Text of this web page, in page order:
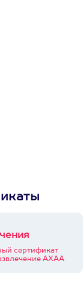
сертификат
АХАА